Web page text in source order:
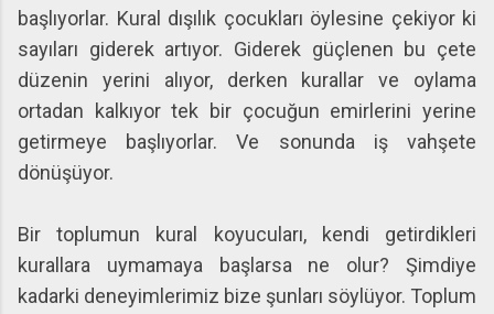
başlıyorlar. Kural dışılık çocukları öylesine çekiyor ki
sayıları giderek artıyor. Giderek güçlenen bu çete
düzenin yerini alıyor, derken kurallar ve oylama
ortadan kalkıyor tek bir çocuğun emirlerini yerine
getirmeye başlıyorlar. Ve sonunda iş vahşete
dönüşüyor.
Bir toplumun kural koyucuları, kendi getirdikleri
kurallara uymamaya başlarsa ne olur? Şimdiye
kadarki deneyimlerimiz bize şunları söylüyor. Toplum